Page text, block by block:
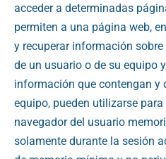
acceder a determinadas
permiten a una página web,
y recuperar información
de un usuario o de su equipo
información que contengan y
equipo, pueden utilizarse
navegador del usuario
solamente durante la sesión